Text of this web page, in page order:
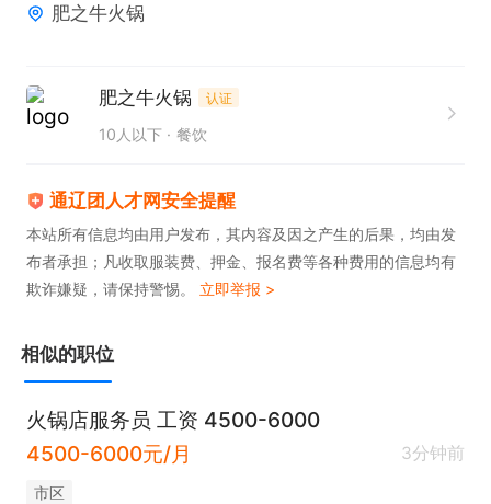
肥之牛火锅
肥之牛火锅 认证
10人以下 餐饮
通辽团人才网安全提醒
本站所有信息均由用户发布，其内容及因之产生的后果，均由发
布者承担；凡收取服装费、押金、报名费等各种费用的信息均有
欺诈嫌疑，请保持警惕。 立即举报 >
相似的职位
火锅店服务员 工资 4500-6000
4500-6000元/月
3分钟前
市区